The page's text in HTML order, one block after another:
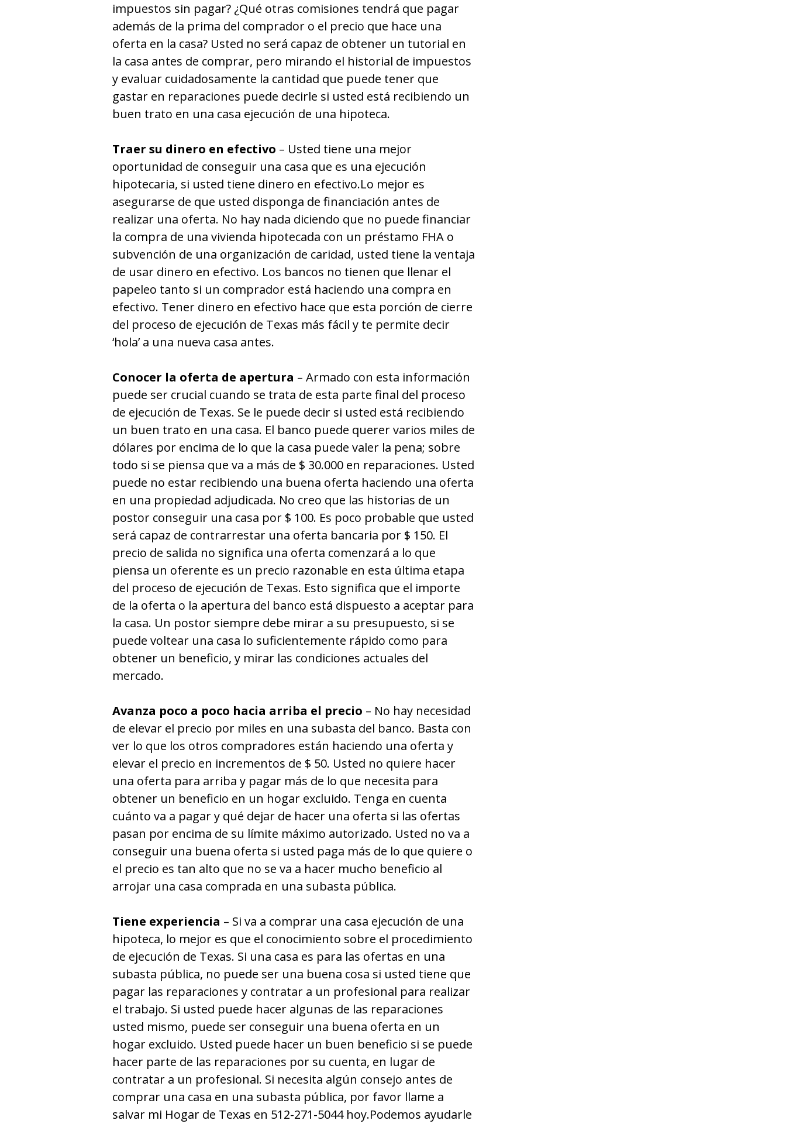
impuestos sin pagar? ¿Qué otras comisiones tendrá que pagar
además de la prima del comprador o el precio que hace una
oferta en la casa? Usted no será capaz de obtener un tutorial en
la casa antes de comprar, pero mirando el historial de impuestos
y evaluar cuidadosamente la cantidad que puede tener que
gastar en reparaciones puede decirle si usted está recibiendo un
buen trato en una casa ejecución de una hipoteca.
Traer su dinero en efectivo – Usted tiene una mejor
oportunidad de conseguir una casa que es una ejecución
hipotecaria, si usted tiene dinero en efectivo.Lo mejor es
asegurarse de que usted disponga de financiación antes de
realizar una oferta. No hay nada diciendo que no puede financiar
la compra de una vivienda hipotecada con un préstamo FHA o
subvención de una organización de caridad, usted tiene la ventaja
de usar dinero en efectivo. Los bancos no tienen que llenar el
papeleo tanto si un comprador está haciendo una compra en
efectivo. Tener dinero en efectivo hace que esta porción de cierre
del proceso de ejecución de Texas más fácil y te permite decir
‘hola’ a una nueva casa antes.
Conocer la oferta de apertura – Armado con esta información
puede ser crucial cuando se trata de esta parte final del proceso
de ejecución de Texas. Se le puede decir si usted está recibiendo
un buen trato en una casa. El banco puede querer varios miles de
dólares por encima de lo que la casa puede valer la pena; sobre
todo si se piensa que va a más de $ 30.000 en reparaciones. Usted
puede no estar recibiendo una buena oferta haciendo una oferta
en una propiedad adjudicada. No creo que las historias de un
postor conseguir una casa por $ 100. Es poco probable que usted
será capaz de contrarrestar una oferta bancaria por $ 150. El
precio de salida no significa una oferta comenzará a lo que
piensa un oferente es un precio razonable en esta última etapa
del proceso de ejecución de Texas. Esto significa que el importe
de la oferta o la apertura del banco está dispuesto a aceptar para
la casa. Un postor siempre debe mirar a su presupuesto, si se
puede voltear una casa lo suficientemente rápido como para
obtener un beneficio, y mirar las condiciones actuales del
mercado.
Avanza poco a poco hacia arriba el precio – No hay necesidad
de elevar el precio por miles en una subasta del banco. Basta con
ver lo que los otros compradores están haciendo una oferta y
elevar el precio en incrementos de $ 50. Usted no quiere hacer
una oferta para arriba y pagar más de lo que necesita para
obtener un beneficio en un hogar excluido. Tenga en cuenta
cuánto va a pagar y qué dejar de hacer una oferta si las ofertas
pasan por encima de su límite máximo autorizado. Usted no va a
conseguir una buena oferta si usted paga más de lo que quiere o
el precio es tan alto que no se va a hacer mucho beneficio al
arrojar una casa comprada en una subasta pública.
Tiene experiencia – Si va a comprar una casa ejecución de una
hipoteca, lo mejor es que el conocimiento sobre el procedimiento
de ejecución de Texas. Si una casa es para las ofertas en una
subasta pública, no puede ser una buena cosa si usted tiene que
pagar las reparaciones y contratar a un profesional para realizar
el trabajo. Si usted puede hacer algunas de las reparaciones
usted mismo, puede ser conseguir una buena oferta en un
hogar excluido. Usted puede hacer un buen beneficio si se puede
hacer parte de las reparaciones por su cuenta, en lugar de
contratar a un profesional. Si necesita algún consejo antes de
comprar una casa en una subasta pública, por favor llame a
salvar mi Hogar de Texas en 512-271-5044 hoy.Podemos ayudarle